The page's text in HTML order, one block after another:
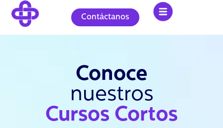
contenido
Contáctanos
Conoce
nuestros
Cursos Cortos